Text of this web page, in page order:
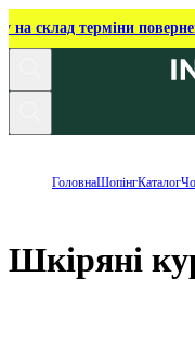
на склад терміни
ГоловнаШопінгКаталог
Шкіряні